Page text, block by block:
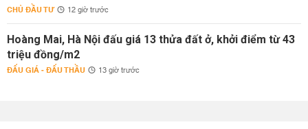
CHỦ ĐẦU TƯ 12 giờ trước
Hoàng Mai, Hà Nội đấu giá 13 thửa đất ở, khởi điểm từ 43
triệu đồng/m2
ĐẤU GIÁ - ĐẤU THẦU 13 giờ trước